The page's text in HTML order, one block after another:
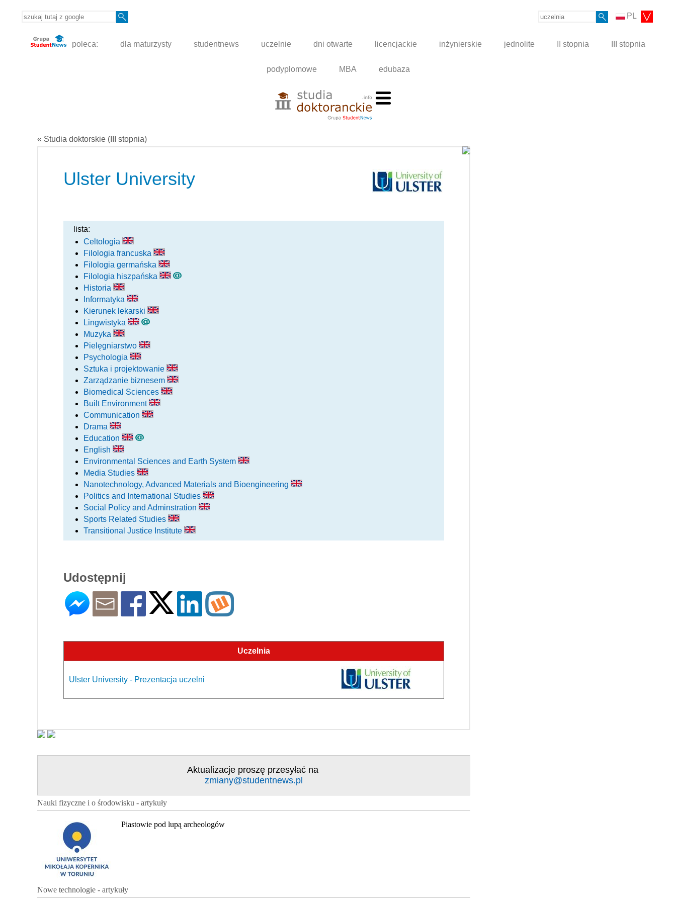
PL
poleca: dla maturzysty studentnews uczelnie dni otwarte licencjackie inżynierskie jednolite II stopnia III stopnia
podyplomowe MBA edubaza
« Studia doktorskie (III stopnia)
Ulster University
lista:
Celtologia
Filologia francuska
Filologia germańska
Filologia hiszpańska
Historia
Informatyka
Kierunek lekarski
Lingwistyka
Muzyka
Pielęgniarstwo
Psychologia
Sztuka i projektowanie
Zarządzanie biznesem
Biomedical Sciences
Built Environment
Communication
Drama
Education
English
Environmental Sciences and Earth System
Media Studies
Nanotechnology, Advanced Materials and Bioengineering
Politics and International Studies
Social Policy and Adminstration
Sports Related Studies
Transitional Justice Institute
Udostępnij
Uczelnia
Ulster University - Prezentacja uczelni
Aktualizacje proszę przesyłać na
zmiany@studentnews.pl
Nauki fizyczne i o środowisku - artykuły
Piastowie pod lupą archeologów
Nowe technologie - artykuły